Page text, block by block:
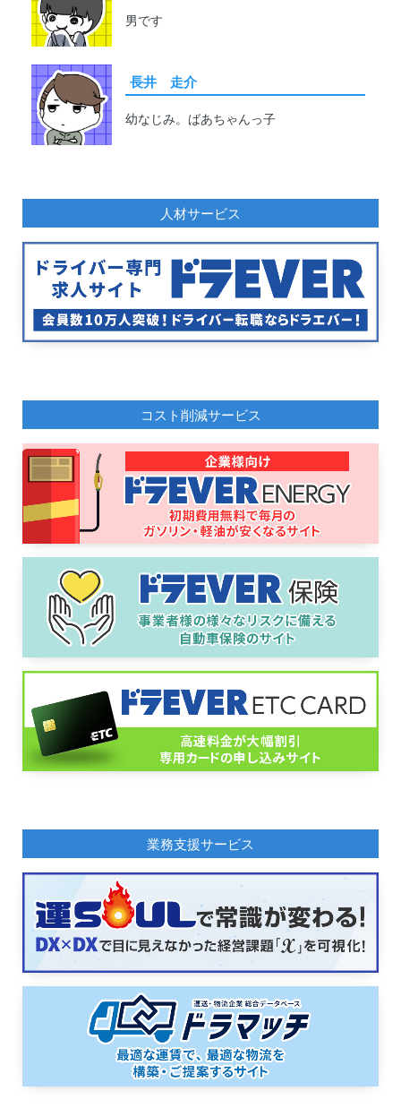
男です
長井 走介
幼なじみ。ばあちゃんっ子
人材サービス
コスト削減サービス
業務支援サービス